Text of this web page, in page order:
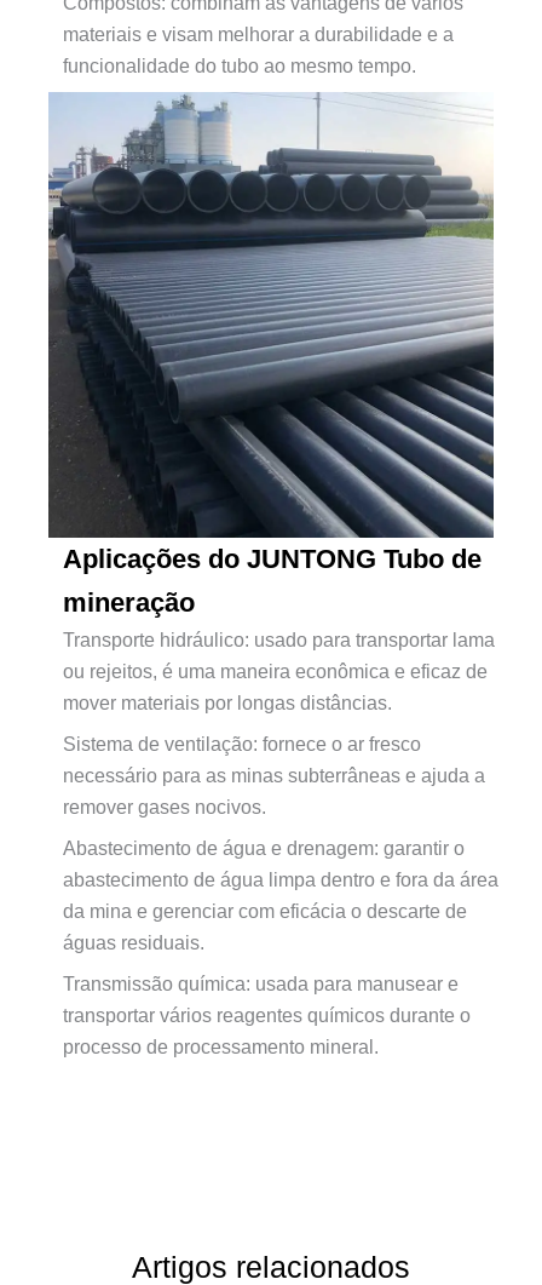
materiais e visam melhorar a durabilidade e a
funcionalidade do tubo ao mesmo tempo.
Aplicações do JUNTONGTubo de
mineração
Transporte hidráulico: usado para transportar lama
ou rejeitos, é uma maneira econômica e eficaz de
mover materiais por longas distâncias.
Sistema de ventilação: fornece o ar fresco
necessário para as minas subterrâneas e ajuda a
remover gases nocivos.
Abastecimento de água e drenagem: garantir o
abastecimento de água limpa dentro e fora da área
da mina e gerenciar com eficácia o descarte de
águas residuais.
Transmissão química: usada para manusear e
transportar vários reagentes químicos durante o
processo de processamento mineral.
Artigos relacionados